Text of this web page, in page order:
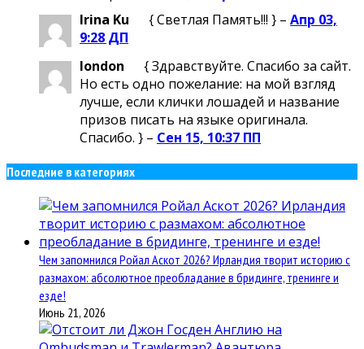
Irina Ku
{ Светлая Память!!! } – Апр 03,
9:28 ДП
london
{ Здравствуйте. Спасибо за сайт.
Но есть одно пожелание: на мой взгляд
лучше, если клички лошадей и название
призов писать на языке оригинала.
Спасибо. } – Сен 15, 10:37 ПП
Последние в категориях
Чем запомнился Ройал Аскот 2026? Ирландия творит историю с
размахом: абсолютное преобладание в бридинге, тренинге и
езде!
Июнь 21, 2026